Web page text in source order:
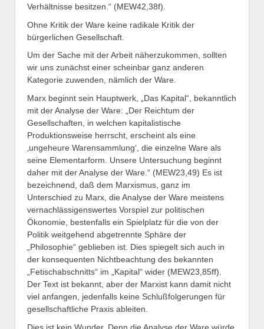
Verhältnisse besitzen.“ (MEW42,38f).
Ohne Kritik der Ware keine radikale Kritik der
bürgerlichen Gesellschaft.
Um der Sache mit der Arbeit näherzukommen, sollten
wir uns zunächst einer scheinbar ganz anderen
Kategorie zuwenden, nämlich der Ware.
Marx beginnt sein Hauptwerk, „Das Kapital“, bekanntlich
mit der Analyse der Ware: „Der Reichtum der
Gesellschaften, in welchen kapitalistische
Produktionsweise herrscht, erscheint als eine
‚ungeheure Warensammlung‘, die einzelne Ware als
seine Elementarform. Unsere Untersuchung beginnt
daher mit der Analyse der Ware.“ (MEW23,49) Es ist
bezeichnend, daß dem Marxismus, ganz im
Unterschied zu Marx, die Analyse der Ware meistens
vernachlässigenswertes Vorspiel zur politischen
Ökonomie, bestenfalls ein Spielplatz für die von der
Politik weitgehend abgetrennte Sphäre der
„Philosophie“ geblieben ist. Dies spiegelt sich auch in
der konsequenten Nichtbeachtung des bekannten
„Fetischabschnitts“ im „Kapital“ wider (MEW23,85ff).
Der Text ist bekannt, aber der Marxist kann damit nicht
viel anfangen, jedenfalls keine Schlußfolgerungen für
gesellschaftliche Praxis ableiten.